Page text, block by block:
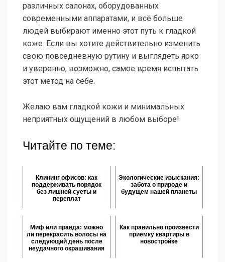
различных салонах, оборудованных
современными аппаратами, и всё больше
людей выбирают именно этот путь к гладкой
коже. Если вы хотите действительно изменить
свою повседневную рутину и выглядеть ярко
и уверенно, возможно, самое время испытать
этот метод на себе.
Желаю вам гладкой кожи и минимальных
неприятных ощущений в любом выборе!
Читайте по теме:
Клининг офисов: как
поддерживать порядок
без лишней суеты и
переплат
Экологические изыскания:
забота о природе и
будущем нашей планеты
Миф или правда: можно
ли перекрасить волосы на
следующий день после
неудачного окрашивания
Как правильно произвести
приемку квартиры в
новостройке